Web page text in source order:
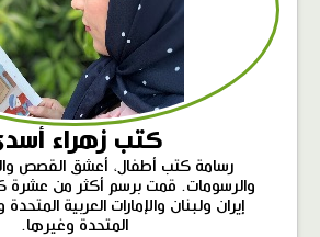
كتب زهراء
رسامة كتب أطفال، أعشق القصص
والرسومات. قمت برسم أكثر من عشرة
إيران ولبنان والإمارات العربية
المتحدة وغيرها.